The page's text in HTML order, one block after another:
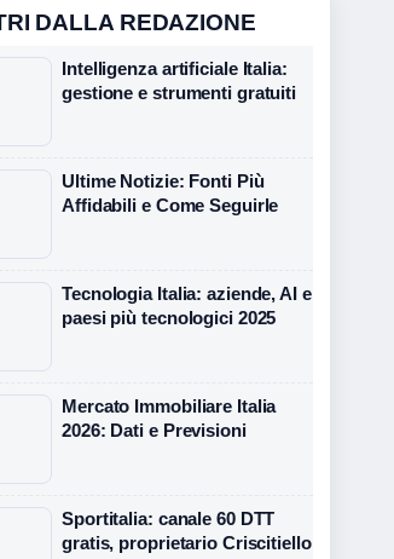
DALLA REDAZIONE
Intelligenza artificiale Italia:
gestione e strumenti gratuiti
Ultime Notizie: Fonti Più
Affidabili e Come Seguirle
Tecnologia Italia: aziende, AI e
paesi più tecnologici 2025
Mercato Immobiliare Italia
2026: Dati e Previsioni
Sportitalia: canale 60 DTT
gratis, proprietario Criscitiello